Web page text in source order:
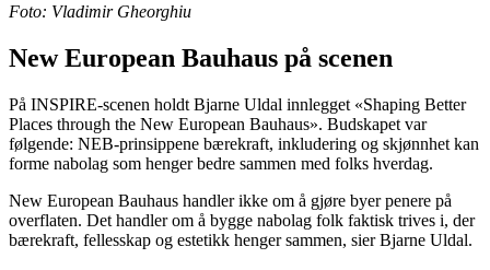
Foto: Vladimir Gheorghiu
New European Bauhaus på scenen
På INSPIRE-scenen holdt Bjarne Uldal innlegget «Shaping Better
Places through the New European Bauhaus». Budskapet var
følgende: NEB-prinsippene bærekraft, inkludering og skjønnhet kan
forme nabolag som henger bedre sammen med folks hverdag.
New European Bauhaus handler ikke om å gjøre byer penere på
overflaten. Det handler om å bygge nabolag folk faktisk trives i, der
bærekraft, fellesskap og estetikk henger sammen, sier Bjarne Uldal.